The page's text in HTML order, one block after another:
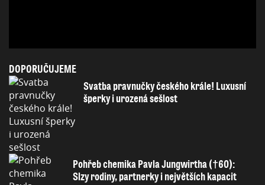
DOPORUČUJEME
Svatba pravnučky českého krále! Luxusní
šperky i urozená sešlost
Pohřeb chemika Pavla Jungwirtha (†60):
Slzy rodiny, partnerky i největších kapacit